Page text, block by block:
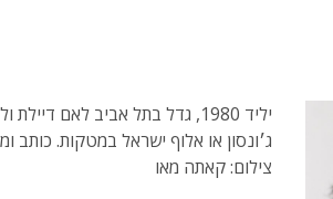
יליד 1980, גדל בתל אביב לאם
ג׳ונסון או אלוף ישראל במטקות. כותב
צילום: קאתה מאו